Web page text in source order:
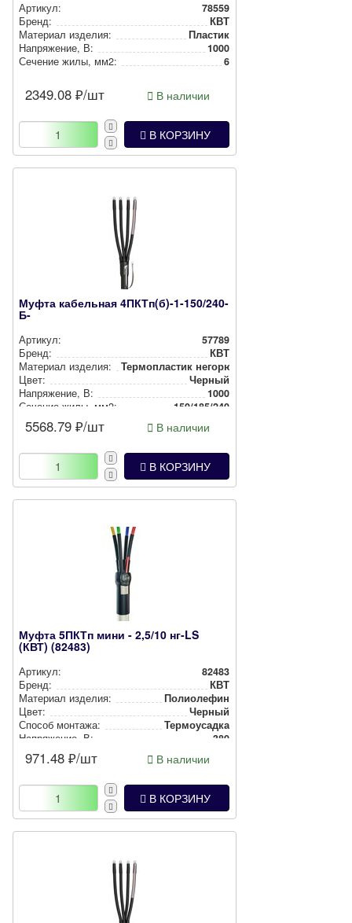
Артикул:
78559
Бренд:
КВТ
Материал изделия:
Пластик
Нап­ря­же­ние, В:
1000
Сечение жилы, мм2:
6
2349.08 ₽/шт В наличии
В КОРЗИНУ
Муфта кабельная 4ПКТп(б)-1-150/240-
Б-
Артикул:
57789
Бренд:
КВТ
Материал изделия:
Тер­моп­лас­тик негорючий
Цвет:
Черный
Нап­ря­же­ние, В:
1000
Сечение жилы, мм2:
150/185/240
5568.79 ₽/шт В наличии
В КОРЗИНУ
Муфта 5ПКТп мини - 2,5/10 нг-LS
(КВТ) (82483)
Артикул:
82483
Бренд:
КВТ
Материал изделия:
Полиолефин
Цвет:
Черный
Способ монтажа:
Тер­мо­усад­ка
Нап­ря­же­ние, В:
380
971.48 ₽/шт В наличии
В КОРЗИНУ